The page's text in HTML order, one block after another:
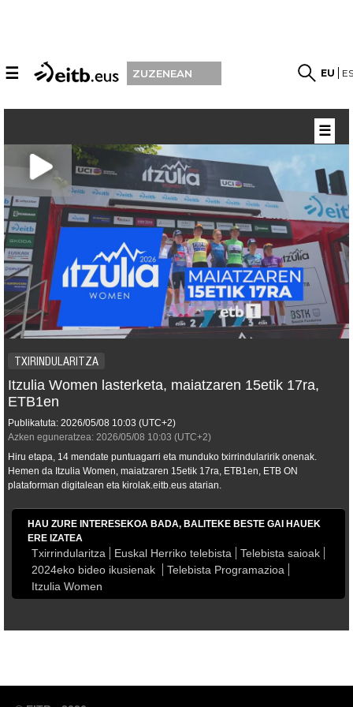
☰ ZUZENEAN EU
TXIRINDULARITZA
Itzulia Women lasterketa, maiatzaren 15etik 17ra,
ETB1en
Publikatuta: 2026/05/08 10:03 (UTC+2)
Azken eguneratzea: 2026/05/08 10:03 (UTC+2)
Hiru etapa, 14 mendate puntuagarri eta munduko txirrindularirik onenak.
Hemen da Itzulia Women, maiatzaren 15etik 17ra, ETB1en, ETB ON
plataforman digitalean eta kirolak.eitb.eus atarian.
HAU ZURE INTERESEKOA BADA, BALITEKE BESTE GAI HAUEK
ERE IZATEA
Txirrindularitza Euskal Herriko telebista
Telebista saioak
2024eko bideo ikusienak
Telebista Programazioa
Itzulia Women
☰